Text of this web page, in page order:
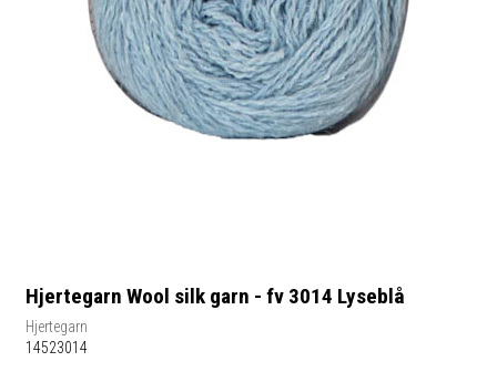
Hjertegarn Wool silk garn - fv 3014 Lyseblå
Hjertegarn
14523014